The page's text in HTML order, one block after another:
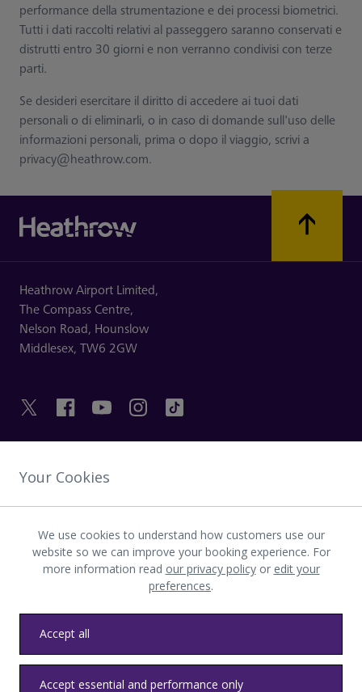
performance della strumentazione e dei processi biometrici.
Tutti i dati raccolti relativi al passeggero saranno conservati e
distrutti entro 30 giorni e non verranno condivisi con terze
parti.
Se desideri esercitare il diritto di accedere ai tuoi dati
personali o di eliminarli, o in caso di domande sull'uso delle
informazioni personali, prima o dopo il viaggio, scrivi a
privacy@heathrow.com.
Heathrow Airport Limited,
The Compass Centre,
Nelson Road, Hounslow
Middlesex, TW6 2GW
LINK UTILI
Scarica l’app LHR
Privacy Termini e condizioni Accessibilità Mappa del sito
Your Cookies
We use cookies to understand how customers use our
website so we can improve your booking experience. For
more information read our privacy policyor edit your
preferences.
Accept all
Accept essential and performance only